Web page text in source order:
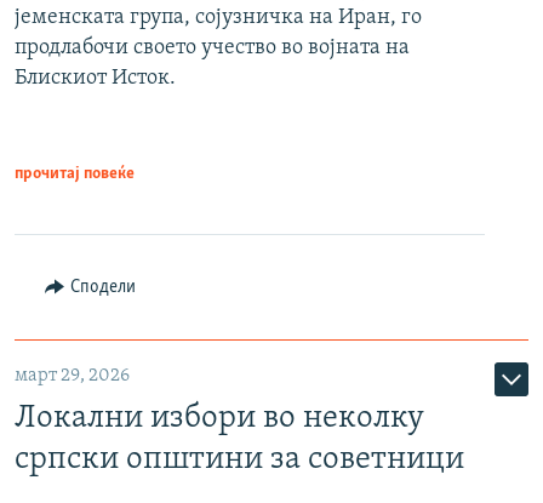
јеменската група, сојузничка на Иран, го
продлабочи своето учество во војната на
Блискиот Исток.
прочитај повеќе
Сподели
март 29, 2026
Локални избори во неколку
српски општини за советници